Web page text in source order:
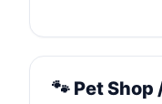
🐾 Pet Shop